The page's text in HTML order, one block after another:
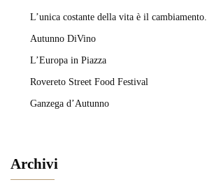
L’unica costante della vita è il cambiamento.
Autunno DiVino
L’Europa in Piazza
Rovereto Street Food Festival
Ganzega d’Autunno
Archivi